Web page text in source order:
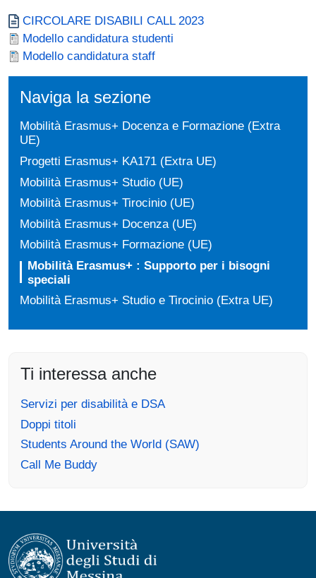
Document
CIRCOLARE DISABILI CALL 2023
Document
Modello candidatura studenti
Document
Modello candidatura staff
Naviga la sezione
Mobilità Erasmus+ Docenza e Formazione (Extra
UE)
Progetti Erasmus+ KA171 (Extra UE)
Mobilità Erasmus+ Studio (UE)
Mobilità Erasmus+ Tirocinio (UE)
Mobilità Erasmus+ Docenza (UE)
Mobilità Erasmus+ Formazione (UE)
Mobilità Erasmus+ : Supporto per i bisogni
speciali
Mobilità Erasmus+ Studio e Tirocinio (Extra UE)
Ti interessa anche
Servizi per disabilità e DSA
Doppi titoli
Students Around the World (SAW)
Call Me Buddy